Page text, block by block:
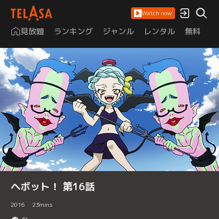
Watch now
見放題 ランキング ジャンル レンタル 無料
ヘボット！ 第16話
2016 23mins